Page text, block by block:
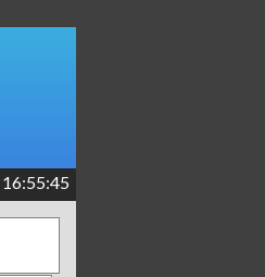
16:55:45